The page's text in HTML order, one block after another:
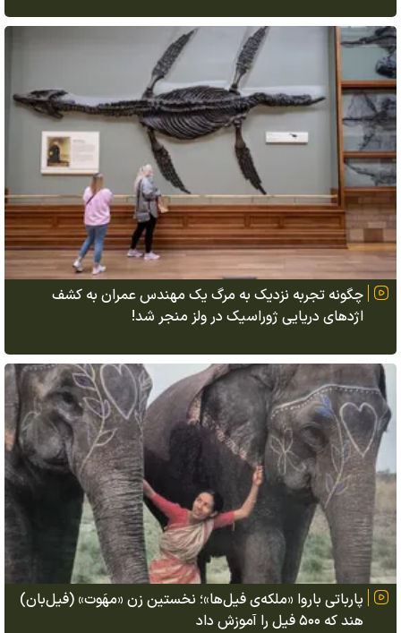
چگونه تجربه نزدیک به مرگ یک مهندس عمران به کشف
اژد‌های دریایی ژوراسیک در ولز منجر شد!
پارباتی باروا «ملکه‌ی فیل‌ها»؛ نخستین زن «مهَوت» (فیل‌بان)
هند که ۵۰۰ فیل را آموزش داد